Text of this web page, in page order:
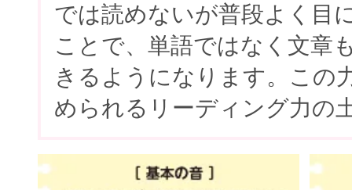
では読めないが普段よく目
ことで、単語ではなく文章
きるようになります。この
められるリーディング力の